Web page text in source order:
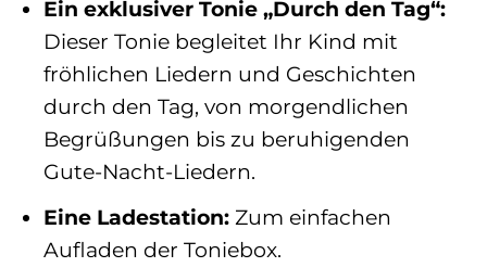
Ein exklusiver Tonie „Durch den Tag“:
Dieser Tonie begleitet Ihr Kind mit
fröhlichen Liedern und Geschichten
durch den Tag, von morgendlichen
Begrüßungen bis zu beruhigenden
Gute-Nacht-Liedern.
Eine Ladestation:Zum einfachen
Aufladen der Toniebox.